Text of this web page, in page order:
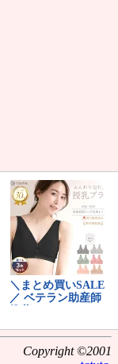
Copyright ©2001